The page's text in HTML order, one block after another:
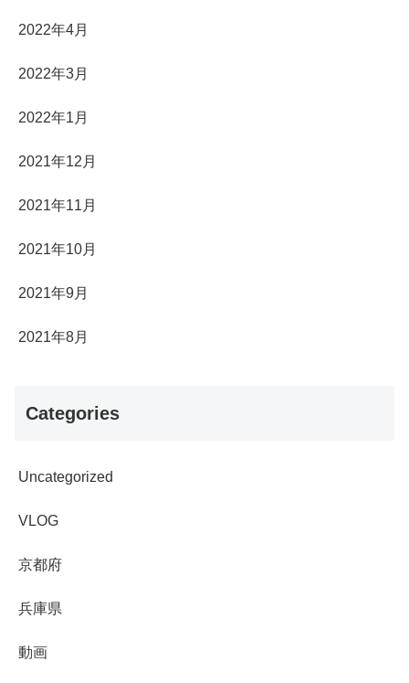
2022年4月
2022年3月
2022年1月
2021年12月
2021年11月
2021年10月
2021年9月
2021年8月
Categories
Uncategorized
VLOG
京都府
兵庫県
動画